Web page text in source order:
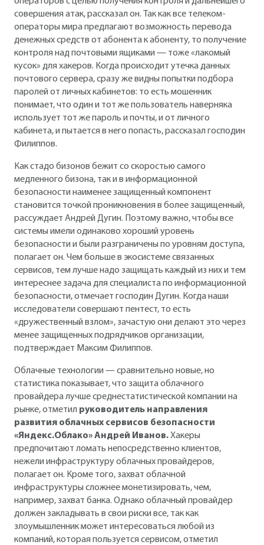
совершения атак, рассказал он. Так как все телеком-
операторы мира предлагают возможность перевода
денежных средств от абонента к абоненту, то получение
контроля над почтовыми ящиками — тоже «лакомый
кусок» для хакеров. Когда происходит утечка данных
почтового сервера, сразу же видны попытки подбора
паролей от личных кабинетов: то есть мошенник
понимает, что один и тот же пользователь наверняка
использует тот же пароль и почты, и от личного
кабинета, и пытается в него попасть, рассказал господин
Филиппов.
Как стадо бизонов бежит со скоростью самого
медленного бизона, так и в информационной
безопасности наименее защищенный компонент
становится точкой проникновения в более защищенный,
рассуждает Андрей Дугин. Поэтому важно, чтобы все
системы имели одинаково хороший уровень
безопасности и были разграничены по уровням доступа,
полагает он. Чем больше в экосистеме связанных
сервисов, тем лучше надо защищать каждый из них и тем
интереснее задача для специалиста по информационной
безопасности, отмечает господин Дугин. Когда наши
исследователи совершают пентест, то есть
«дружественный взлом», зачастую они делают это через
менее защищенных подрядчиков организации,
подтверждает Максим Филиппов.
Облачные технологии — сравнительно новые, но
статистика показывает, что защита облачного
провайдера лучше среднестатистической компании на
рынке, отметил руководитель направления
развития облачных сервисов безопасности
«Яндекс.Облако» Андрей Иванов.Хакеры
предпочитают ломать непосредственно клиентов,
нежели инфраструктуру облачных провайдеров,
полагает он. Кроме того, захват облачной
инфраструктуры сложнее монетизировать, чем,
например, захват банка. Однако облачный провайдер
должен закладывать в свои риски все, так как
злоумышленник может интересоваться любой из
компаний, которая пользуется сервисом, отметил